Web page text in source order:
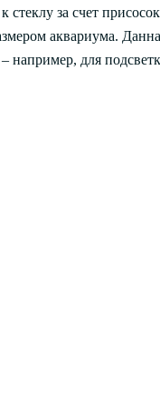
стеклу за счет
аквариума.
например, для